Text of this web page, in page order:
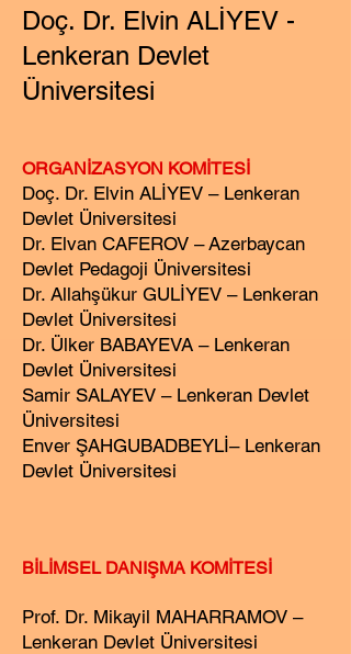
Doç. Dr. Elvin ALİYEV -
Lenkeran Devlet
Üniversitesi
ORGANİZASYON KOMİTESİ
Doç. Dr. Elvin ALİYEV – Lenkeran
Devlet Üniversitesi
Dr. Elvan CAFEROV –Azerbaycan
Devlet Pedagoji Üniversitesi
Dr. Allahşükur GULİYEV – Lenkeran
Devlet Üniversitesi
Dr. Ülker BABAYEVA – Lenkeran
Devlet Üniversitesi
Samir SALAYEV – Lenkeran Devlet
Üniversitesi
Enver ŞAHGUBADBEYLİ– Lenkeran
Devlet Üniversitesi
BİLİMSEL DANIŞMA KOMİTESİ
Prof. Dr. Mikayil MAHARRAMOV –
Lenkeran Devlet Üniversitesi